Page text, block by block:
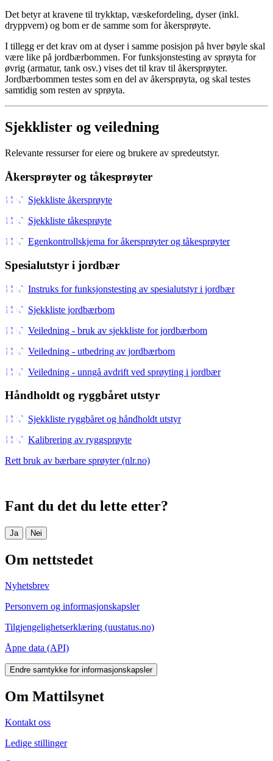
Det betyr at kravene til trykktap, væskefordeling, dyser (inkl.
dryppvern) og bom er de samme som for åkersprøyte.
I tillegg er det krav om at dyser i samme posisjon på hver bøyle skal
være like på jordbærbommen. For funksjonstesting av sprøyta for
øvrig (armatur, tank osv.) vises det til krav til åkersprøyter.
Jordbærbommen testes som en del av åkersprøyta, og skal testes
samtidig som resten av sprøyta.
Sjekklister og veiledning
Relevante ressurser for eiere og brukere av spredeutstyr.
Åkersprøyter og tåkesprøyter
Sjekkliste åkersprøyte
Sjekkliste tåkesprøyte
Egenkontrollskjema for åkersprøyter og tåkesprøyter
Spesialutstyr i jordbær
Instruks for funksjonstesting av spesialutstyr i jordbær
Sjekkliste jordbærbom
Veiledning - bruk av sjekkliste for jordbærbom
Veiledning - utbedring av jordbærbom
Veiledning - unngå avdrift ved sprøyting i jordbær
Håndholdt og ryggbåret utstyr
Sjekkliste ryggbåret og håndholdt utstyr
Kalibrering av ryggsprøyte
Rett bruk av bærbare sprøyter (nlr.no)
Fant du det du lette etter?
Ja Nei
Om nettstedet
Nyhetsbrev
Personvern og informasjonskapsler
Tilgjengelighetserklæring (uustatus.no)
Åpne data (API)
Endre samtykke for informasjonskapsler
Om Mattilsynet
Kontakt oss
Ledige stillinger